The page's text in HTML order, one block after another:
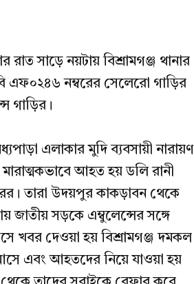
সাড়ে নয়টায় বিশ্রামগঞ্জ থানার
এফ০২৪৬ নম্বরের সেলেরো গাড়ির
গাড়ির।
এলাকার মুদি ব্যবসায়ী নারায়ণ
আহত হয় ডলি রানী
তারা উদয়পুর কাকড়াবন থেকে
জাতীয় সড়কে এম্বুলেন্সের সঙ্গে
খবর দেওয়া হয় বিশ্রামগঞ্জ দমকল
আসে এবং আহতদের নিয়ে যাওয়া হয়